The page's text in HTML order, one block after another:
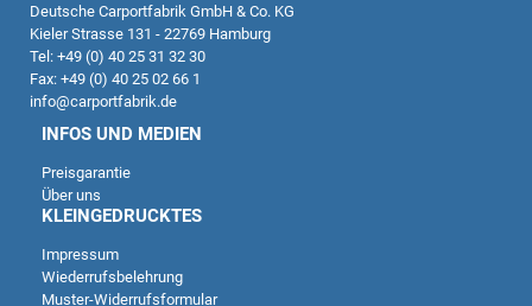
Deutsche Carportfabrik GmbH & Co. KG
Kieler Strasse 131 - 22769 Hamburg
Tel: +49 (0) 40 25 31 32 30
Fax: +49 (0) 40 25 02 66 1
info@carportfabrik.de
INFOS UND MEDIEN
Preisgarantie
Über uns
KLEINGEDRUCKTES
Impressum
Wiederrufsbelehrung
Muster-Widerrufsformular